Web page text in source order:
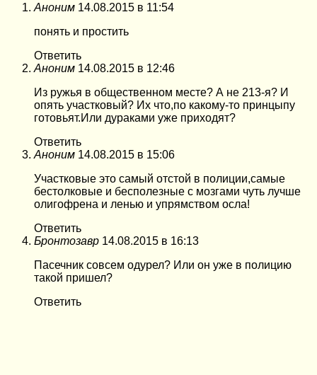
Аноним 14.08.2015 в 11:54
понять и простить
Ответить
Аноним 14.08.2015 в 12:46
Из ружья в общественном месте? А не 213-я? И
опять участковый? Их что,по какому-то принцыпу
готовьят.Или дураками уже приходят?
Ответить
Аноним 14.08.2015 в 15:06
Участковые это самый отстой в полиции,самые
бестолковые и бесполезные с мозгами чуть лучше
олигофрена и ленью и упрямством осла!
Ответить
Бронтозавр 14.08.2015 в 16:13
Пасечник совсем одурел? Или он уже в полицию
такой пришел?
Ответить